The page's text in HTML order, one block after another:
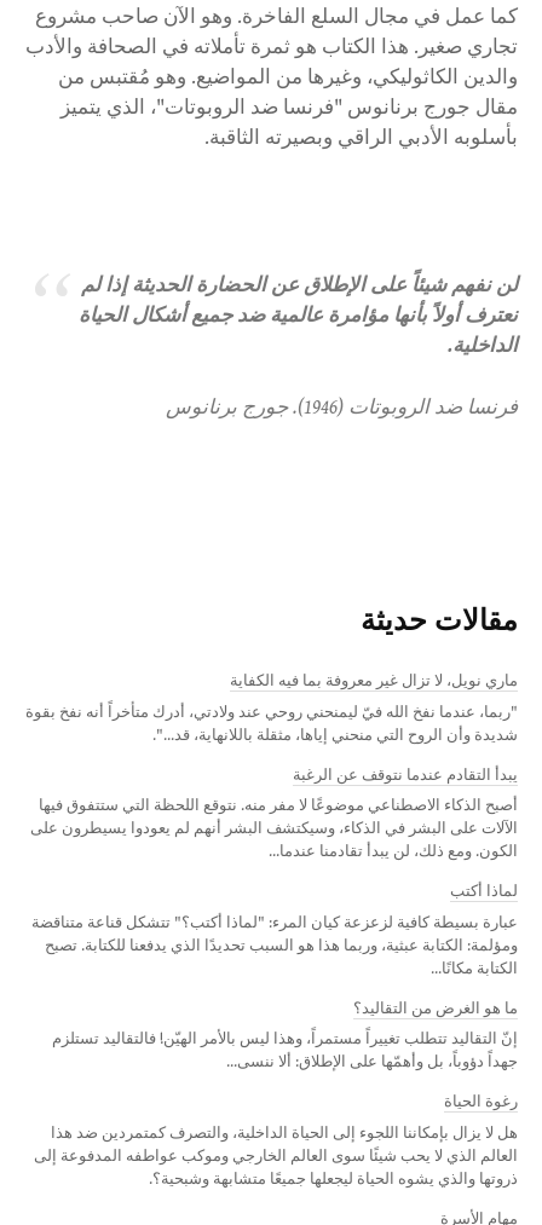
كما عمل في مجال السلع الفاخرة. وهو الآن صاحب مشروع
تجاري صغير. هذا الكتاب هو ثمرة تأملاته في الصحافة والأدب
والدين الكاثوليكي، وغيرها من المواضيع. وهو مُقتبس من
مقال جورج برنانوس "فرنسا ضد الروبوتات"، الذي يتميز
بأسلوبه الأدبي الراقي وبصيرته الثاقبة.
لن نفهم شيئاً على الإطلاق عن الحضارة الحديثة إذا لم
نعترف أولاً بأنها مؤامرة عالمية ضد جميع أشكال الحياة
الداخلية.
فرنسا ضد الروبوتات (1946). جورج برنانوس
مقالات حديثة
ماري نويل، لا تزال غير معروفة بما فيه الكفاية
"ربما، عندما نفخ الله فيّ ليمنحني روحي عند ولادتي، أدرك متأخراً أنه نفخ بقوة
شديدة وأن الروح التي منحني إياها، مثقلة باللانهاية، قد...".
يبدأ التقادم عندما نتوقف عن الرغبة
أصبح الذكاء الاصطناعي موضوعًا لا مفر منه. نتوقع اللحظة التي ستتفوق فيها
الآلات على البشر في الذكاء، وسيكتشف البشر أنهم لم يعودوا يسيطرون على
الكون. ومع ذلك، لن يبدأ تقادمنا عندما...
لماذا أكتب
عبارة بسيطة كافية لزعزعة كيان المرء: "لماذا أكتب؟" تتشكل قناعة متناقضة
ومؤلمة: الكتابة عبثية، وربما هذا هو السبب تحديدًا الذي يدفعنا للكتابة. تصبح
الكتابة مكانًا...
ما هو الغرض من التقاليد؟
إنّ التقاليد تتطلب تغييراً مستمراً، وهذا ليس بالأمر الهيّن! فالتقاليد تستلزم
جهداً دؤوباً، بل وأهمّها على الإطلاق: ألا ننسى...
رغوة الحياة
هل لا يزال بإمكاننا اللجوء إلى الحياة الداخلية، والتصرف كمتمردين ضد هذا
العالم الذي لا يحب شيئًا سوى العالم الخارجي وموكب عواطفه المدفوعة إلى
ذروتها والذي يشوه الحياة ليجعلها جميعًا متشابهة وشبحية؟.
مهام الأسرة